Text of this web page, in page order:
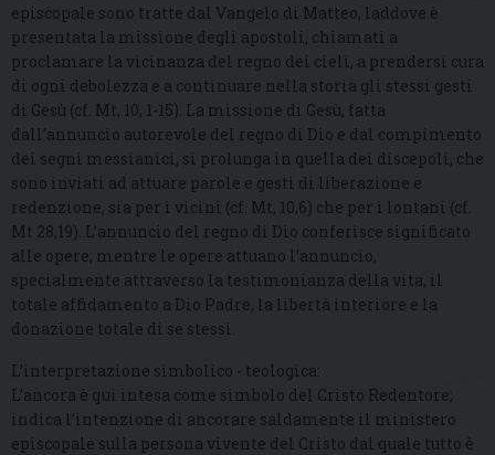
episcopale sono tratte dal Vangelo di Matteo, laddove è
presentata la missione degli apostoli, chiamati a
proclamare la vicinanza del regno dei cieli, a prendersi cura
di ogni debolezza e a continuare nella storia gli stessi gesti
di Gesù (cf. Mt, 10, 1-15). La missione di Gesù, fatta
dall’annuncio autorevole del regno di Dio e dal compimento
dei segni messianici, si prolunga in quella dei discepoli, che
sono inviati ad attuare parole e gesti di liberazione e
redenzione, sia per i vicini (cf. Mt, 10,6) che per i lontani (cf.
Mt 28,19). L’annuncio del regno di Dio conferisce significato
alle opere; mentre le opere attuano l’annuncio,
specialmente attraverso la testimonianza della vita, il
totale affidamento a Dio Padre, la libertà interiore e la
donazione totale di se stessi.
L’interpretazione simbolico - teologica:
L’ancora è qui intesa come simbolo del Cristo Redentore;
indica l’intenzione di ancorare saldamente il ministero
episcopale sulla persona vivente del Cristo dal quale tutto è